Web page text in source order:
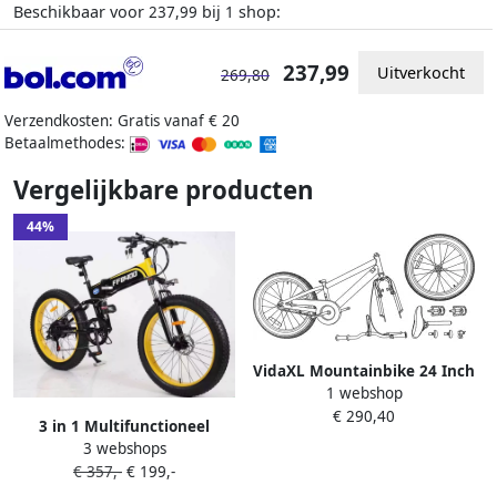
Beschikbaar voor 237,99 bij 1 shop:
Verzendkosten: Gratis vanaf € 20
Betaalmethodes:
269,80 237,99 Uitverkocht
Vergelijkbare producten
44%
3 in 1 Multifunctioneel
Ombouwbare
Kinderdriewieler Kinder trike
3 webshops
€ 357,- € 199,-
VidaXL Mountainbike 24 Inch
6-Snelheid voor 8-12 jaar oud
Wit
1 webshop
€ 290,40